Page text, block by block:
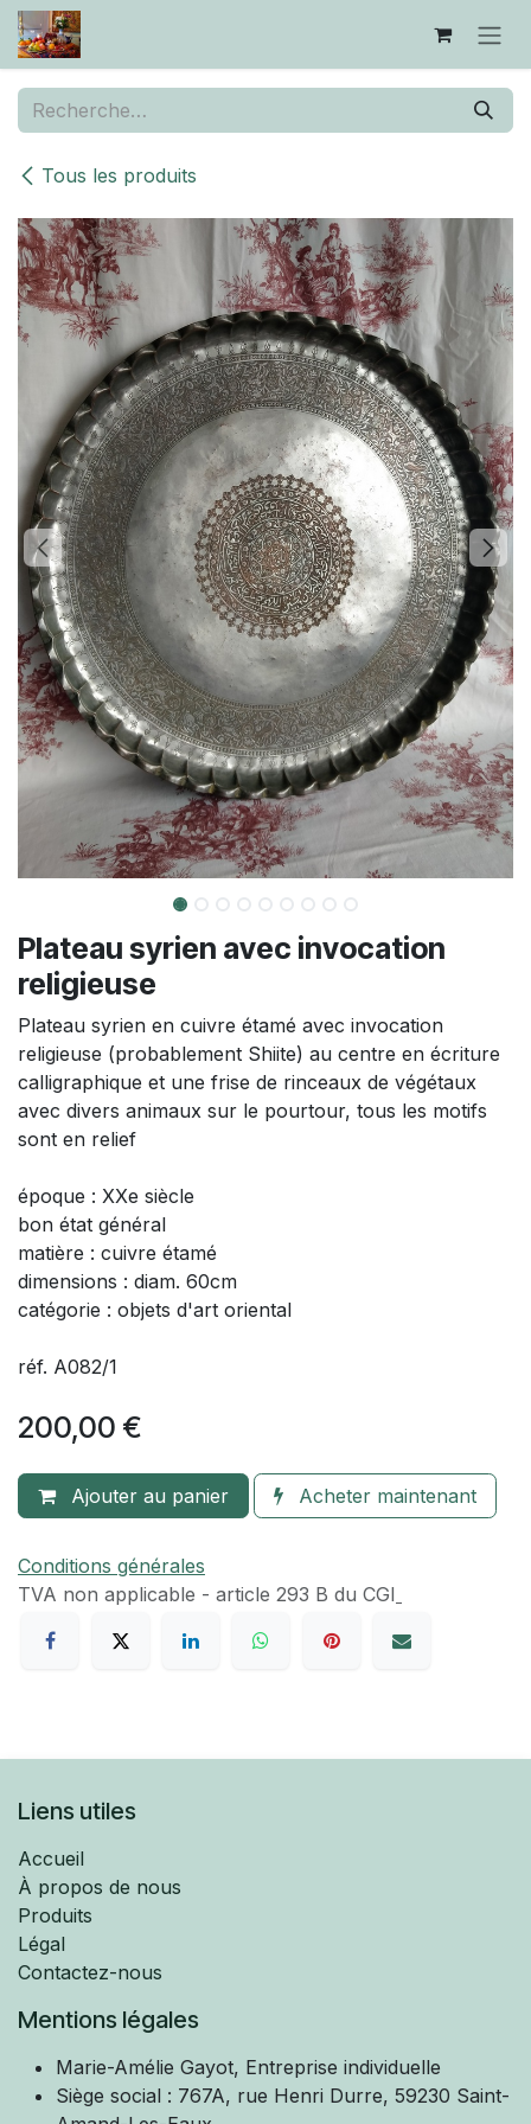
Se rendre au contenu
Tous les produits
Plateau syrien avec invocation
religieuse
Plateau syrien en cuivre étamé avec invocation
religieuse (probablement Shiite) au centre en écriture
calligraphique et une frise de rinceaux de végétaux
avec divers animaux sur le pourtour, tous les motifs
sont en relief
époque : XXe siècle
bon état général
matière : cuivre étamé
dimensions : diam. 60cm
catégorie : objets d'art oriental
réf. A082/1
200,00 €
Ajouter au panier Acheter maintenant
Conditions générales
TVA​ non applicable - article 293 B du CGI
Liens utiles
Accueil
À propos de nous
Produits
Légal
Contactez-nous
Mentions légales
Marie-Amélie Gayot, Entreprise individuelle
Siège social : 767A, rue Henri Durre, 59230 Saint-